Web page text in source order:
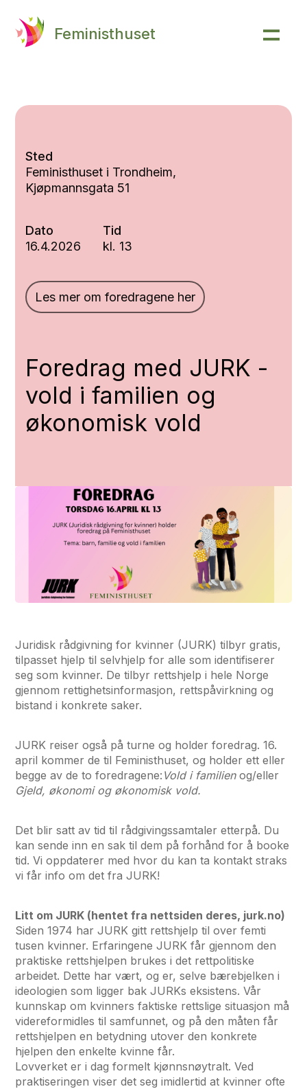
Feministhuset
Sted
Feministhuset i Trondheim,
Kjøpmannsgata 51
Dato
16.4.2026
Tid
kl. 13
Les mer om foredragene her
Foredrag med JURK -
vold i familien og
økonomisk vold
Juridisk rådgivning for kvinner (JURK) tilbyr gratis,
tilpasset hjelp til selvhjelp for alle som identifiserer
seg som kvinner. De tilbyr rettshjelp i hele Norge
gjennom rettighetsinformasjon, rettspåvirkning og
bistand i konkrete saker.
JURK reiser også på turne og holder foredrag. 16.
april kommer de til Feministhuset, og holder ett eller
begge av de to foredragene: Vold i familienog/eller
Gjeld, økonomi og økonomisk vold.
Det blir satt av tid til rådgivingssamtaler etterpå. Du
kan sende inn en sak til dem på forhånd for å booke
tid. Vi oppdaterer med hvor du kan ta kontakt straks
vi får info om det fra JURK!
Litt om JURK (hentet fra nettsiden deres, jurk.no)
Siden 1974 har JURK gitt rettshjelp til over femti
tusen kvinner. Erfaringene JURK får gjennom den
praktiske rettshjelpen brukes i det rettpolitiske
arbeidet. Dette har vært, og er, selve bærebjelken i
ideologien som ligger bak JURKs eksistens. Vår
kunnskap om kvinners faktiske rettslige situasjon må
videreformidles til samfunnet, og på den måten får
rettshjelpen en betydning utover den konkrete
hjelpen den enkelte kvinne får.
Lovverket er i dag formelt kjønnsnøytralt. Ved
praktiseringen viser det seg imidlertid at kvinner ofte